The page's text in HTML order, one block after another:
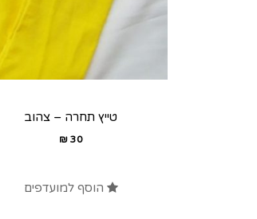
טייץ תחרה – צהוב
30
₪
הוסף למועדפים